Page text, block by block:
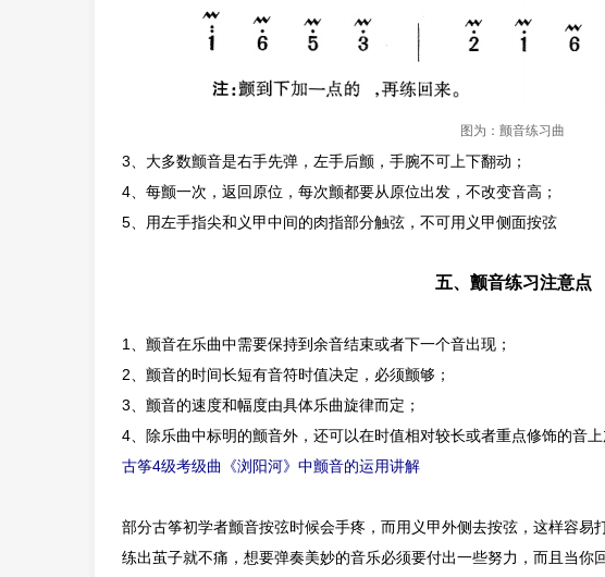
图为：颤音练习曲
3、大多数颤音是右手先弹，左手后颤， 手腕不可上下翻动 ；
4、每颤一次，返回原位，每次颤都要从原位出发，不改变音高；
5、用左手指尖和义甲中间的肉指部分触弦，不可用义甲侧面按弦
五、颤音练习注意点
1、颤音在乐曲中需要保持到余音结束或者下一个音出现；
2、颤音的时间长短有音符时值决定，必须颤够；
3、颤音的速度和幅度由具体乐曲旋律而定；
4、除乐曲中标明的颤音外，还可以在时值相对较长或者重点修饰的音上
古筝4级考级曲《浏阳河》中颤音的运用讲解
部分古筝初学者颤音按弦时候会手疼，而用义甲外侧去按弦，这样容易
练出茧子就不痛，想要弹奏美妙的音乐必须要付出一些努力，而且当你